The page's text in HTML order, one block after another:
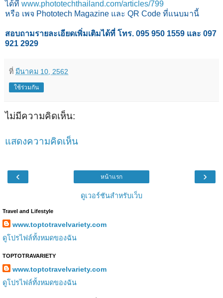
ได้ที่ www.phototechthailand.com/articles/799
หรือ เพจ Phototech Magazine และ QR Code ที่แนบมานี้
สอบถามรายละเอียดเพิ่มเติมได้ที่ โทร. 095 950 1559 และ 097
921 2929
ที่ มีนาคม 10, 2562
ใช้ร่วมกัน
ไม่มีความคิดเห็น:
แสดงความคิดเห็น
‹ ›
หน้าแรก
ดูเวอร์ชันสำหรับเว็บ
Travel and Lifestyle
www.toptotravelvariety.com
ดูโปรไฟล์ทั้งหมดของฉัน
TOPTOTRAVARIETY
www.toptotravelvariety.com
ดูโปรไฟล์ทั้งหมดของฉัน